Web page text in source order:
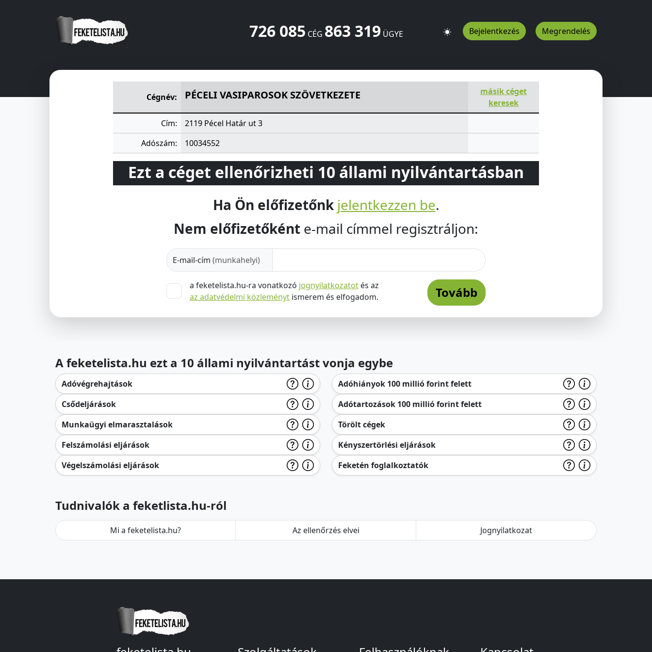
726 085 CÉG 863 319ÜGYE Bejelentkezés Megrendelés
Cégnév:
PÉCELI VASIPAROSOK SZÖVETKEZETE
másik céget
keresek
Cím:
2119 Pécel Határ ut 3
Adószám:
10034552
Ezt a céget ellenőrizheti 10 állami nyilvántartásban
Ha Ön előfizetőnk jelentkezzen be.
Nem előfizetőként e-mail címmel regisztráljon:
E-mail-cím (munkahelyi)
a feketelista.hu-ra vonatkozó jognyilatkozatotés az
az adatvédelmi közleménytismerem és elfogadom. Tovább
A feketelista.hu ezt a 10 állami nyilvántartást vonja egybe
Adóvégrehajtások
Csődeljárások
Munkaügyi elmarasztalások
Felszámolási eljárások
Végelszámolási eljárások
Adóhiányok 100 millió forint felett
Adótartozások 100 millió forint felett
Törölt cégek
Kényszertörlési eljárások
Feketén foglalkoztatók
Tudnivalók a feketlista.hu-ról
Mi a feketelista.hu? Az ellenőrzés elvei Jognyilatkozat